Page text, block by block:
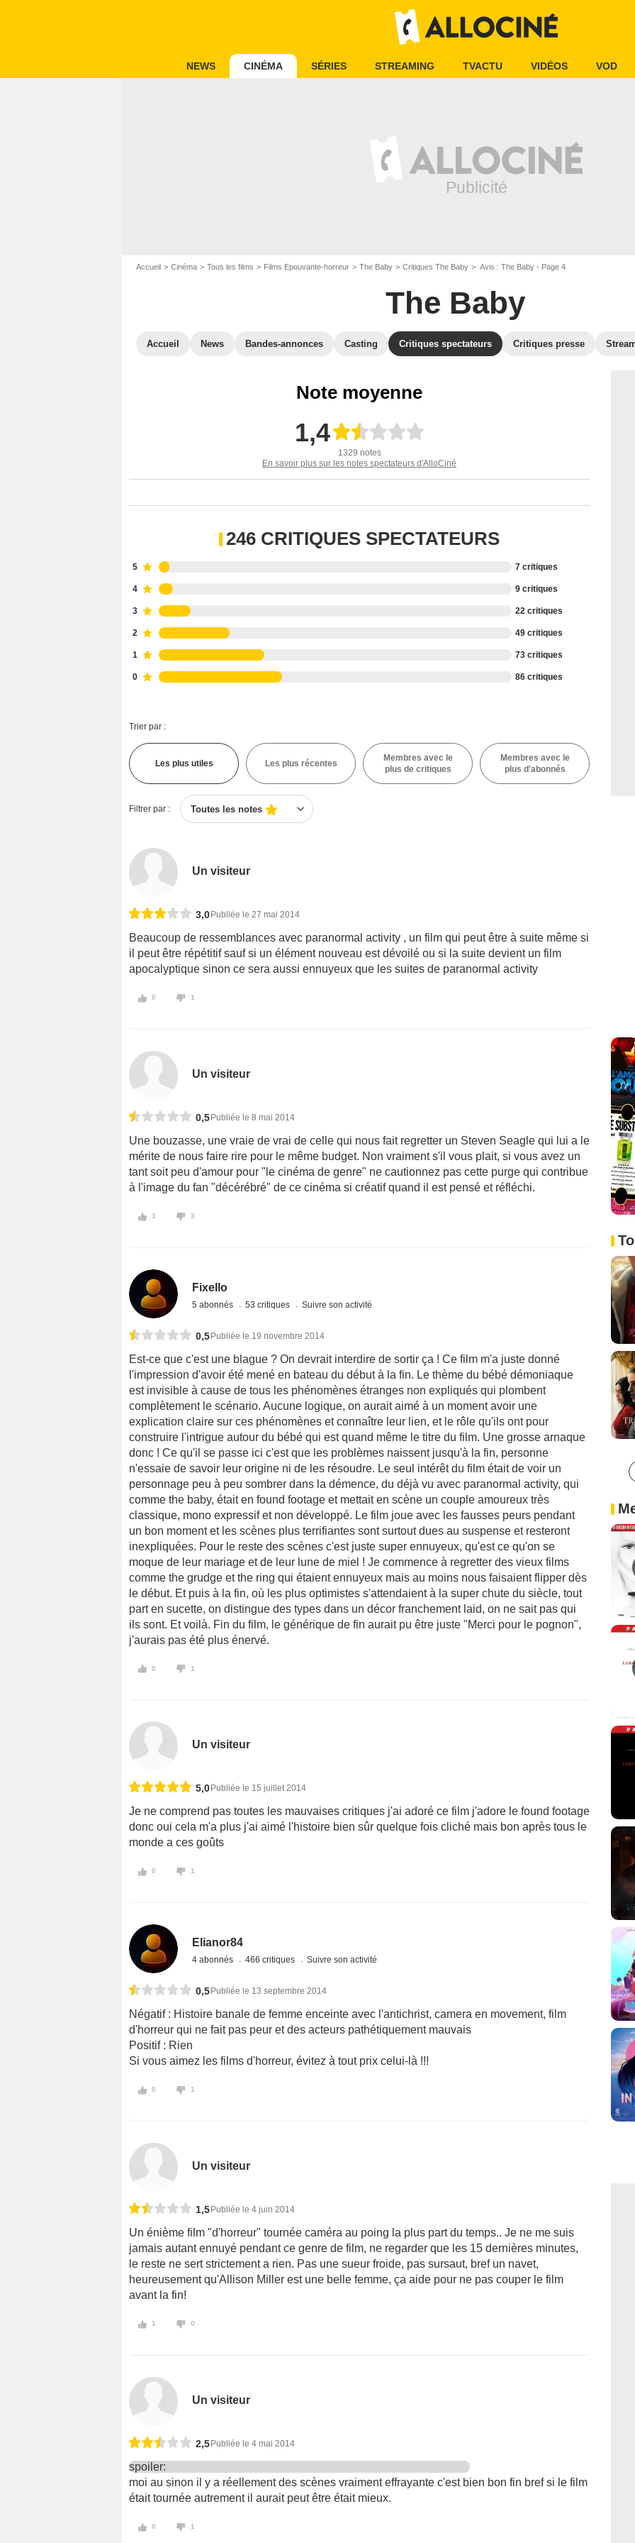
NEWS CINÉMA SÉRIES STREAMING TVACTU VIDÉOS VOD
Accueil Cinéma Tous les films Films Epouvante-horreur The Baby Critiques The Baby Avis : The Baby - Page 4
The Baby
Accueil News Bandes-annonces Casting Critiques spectateurs Critiques presse
Note moyenne
1,4
1329 notes
En savoir plus sur les notes spectateurs d'AlloCiné
246 CRITIQUES SPECTATEURS
5 7 critiques
4 9 critiques
3 22 critiques
2 49 critiques
1 73 critiques
0 86 critiques
Trier par :
Les plus utiles Les plus récentes
Membres avec le
plus de critiques
Membres avec le
plus d'abonnés
Filtrer par : Toutes les notes
Un visiteur
3,0 Publiée le 27 mai 2014
Beaucoup de ressemblances avec paranormal activity , un film qui peut être à suite même si
il peut être répétitif sauf si un élément nouveau est dévoilé ou si la suite devient un film
apocalyptique sinon ce sera aussi ennuyeux que les suites de paranormal activity
0 1
Un visiteur
0,5Publiée le 8 mai 2014
Une bouzasse, une vraie de vrai de celle qui nous fait regretter un Steven Seagle qui lui a le
mérite de nous faire rire pour le même budget. Non vraiment s'il vous plait, si vous avez un
tant soit peu d'amour pour "le cinéma de genre" ne cautionnez pas cette purge qui contribue
à l'image du fan "décérébré" de ce cinéma si créatif quand il est pensé et réfléchi.
1 3
Fixello
5 abonnés 53 critiques Suivre son activité
0,5Publiée le 19 novembre 2014
Est-ce que c'est une blague ? On devrait interdire de sortir ça ! Ce film m'a juste donné
l'impression d'avoir été mené en bateau du début à la fin. Le thème du bébé démoniaque
est invisible à cause de tous les phénomènes étranges non expliqués qui plombent
complètement le scénario. Aucune logique, on aurait aimé à un moment avoir une
explication claire sur ces phénomènes et connaître leur lien, et le rôle qu'ils ont pour
construire l'intrigue autour du bébé qui est quand même le titre du film. Une grosse arnaque
donc ! Ce qu'il se passe ici c'est que les problèmes naissent jusqu'à la fin, personne
n'essaie de savoir leur origine ni de les résoudre. Le seul intérêt du film était de voir un
personnage peu à peu sombrer dans la démence, du déjà vu avec paranormal activity, qui
comme the baby, était en found footage et mettait en scène un couple amoureux très
classique, mono expressif et non développé. Le film joue avec les fausses peurs pendant
un bon moment et les scènes plus terrifiantes sont surtout dues au suspense et resteront
inexpliquées. Pour le reste des scènes c'est juste super ennuyeux, qu'est ce qu'on se
moque de leur mariage et de leur lune de miel ! Je commence à regretter des vieux films
comme the grudge et the ring qui étaient ennuyeux mais au moins nous faisaient flipper dès
le début. Et puis à la fin, où les plus optimistes s'attendaient à la super chute du siècle, tout
part en sucette, on distingue des types dans un décor franchement laid, on ne sait pas qui
ils sont. Et voilà. Fin du film, le générique de fin aurait pu être juste "Merci pour le pognon",
j'aurais pas été plus énervé.
0 1
Un visiteur
5,0 Publiée le 15 juillet 2014
Je ne comprend pas toutes les mauvaises critiques j'ai adoré ce film j'adore le found footage
donc oui cela m'a plus j'ai aimé l'histoire bien sûr quelque fois cliché mais bon après tous le
monde a ces goûts
0 1
Elianor84
4 abonnés 466 critiques Suivre son activité
0,5 Publiée le 13 septembre 2014
Négatif : Histoire banale de femme enceinte avec l'antichrist, camera en movement, film
d'horreur qui ne fait pas peur et des acteurs pathétiquement mauvais
Positif : Rien
Si vous aimez les films d'horreur, évitez à tout prix celui-là !!!
0 1
Un visiteur
1,5 Publiée le 4 juin 2014
Un énième film "d'horreur" tournée caméra au poing la plus part du temps.. Je ne me suis
jamais autant ennuyé pendant ce genre de film, ne regarder que les 15 dernières minutes,
le reste ne sert strictement a rien. Pas une sueur froide, pas sursaut, bref un navet,
heureusement qu'Allison Miller est une belle femme, ça aide pour ne pas couper le film
avant la fin!
1 0
Un visiteur
2,5 Publiée le 4 mai 2014
spoiler:
moi au sinon il y a réellement des scènes vraiment effrayante c'est bien bon fin bref si le film
était tournée autrement il aurait peut être était mieux.
0 1